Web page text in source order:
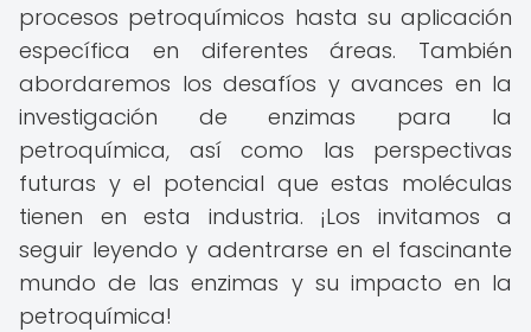
procesos petroquímicos hasta su aplicación
específica en diferentes áreas. También
abordaremos los desafíos y avances en la
investigación de enzimas para la
petroquímica, así como las perspectivas
futuras y el potencial que estas moléculas
tienen en esta industria. ¡Los invitamos a
seguir leyendo y adentrarse en el fascinante
mundo de las enzimas y su impacto en la
petroquímica!